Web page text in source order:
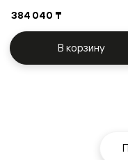
384 040 ₸
В корзину